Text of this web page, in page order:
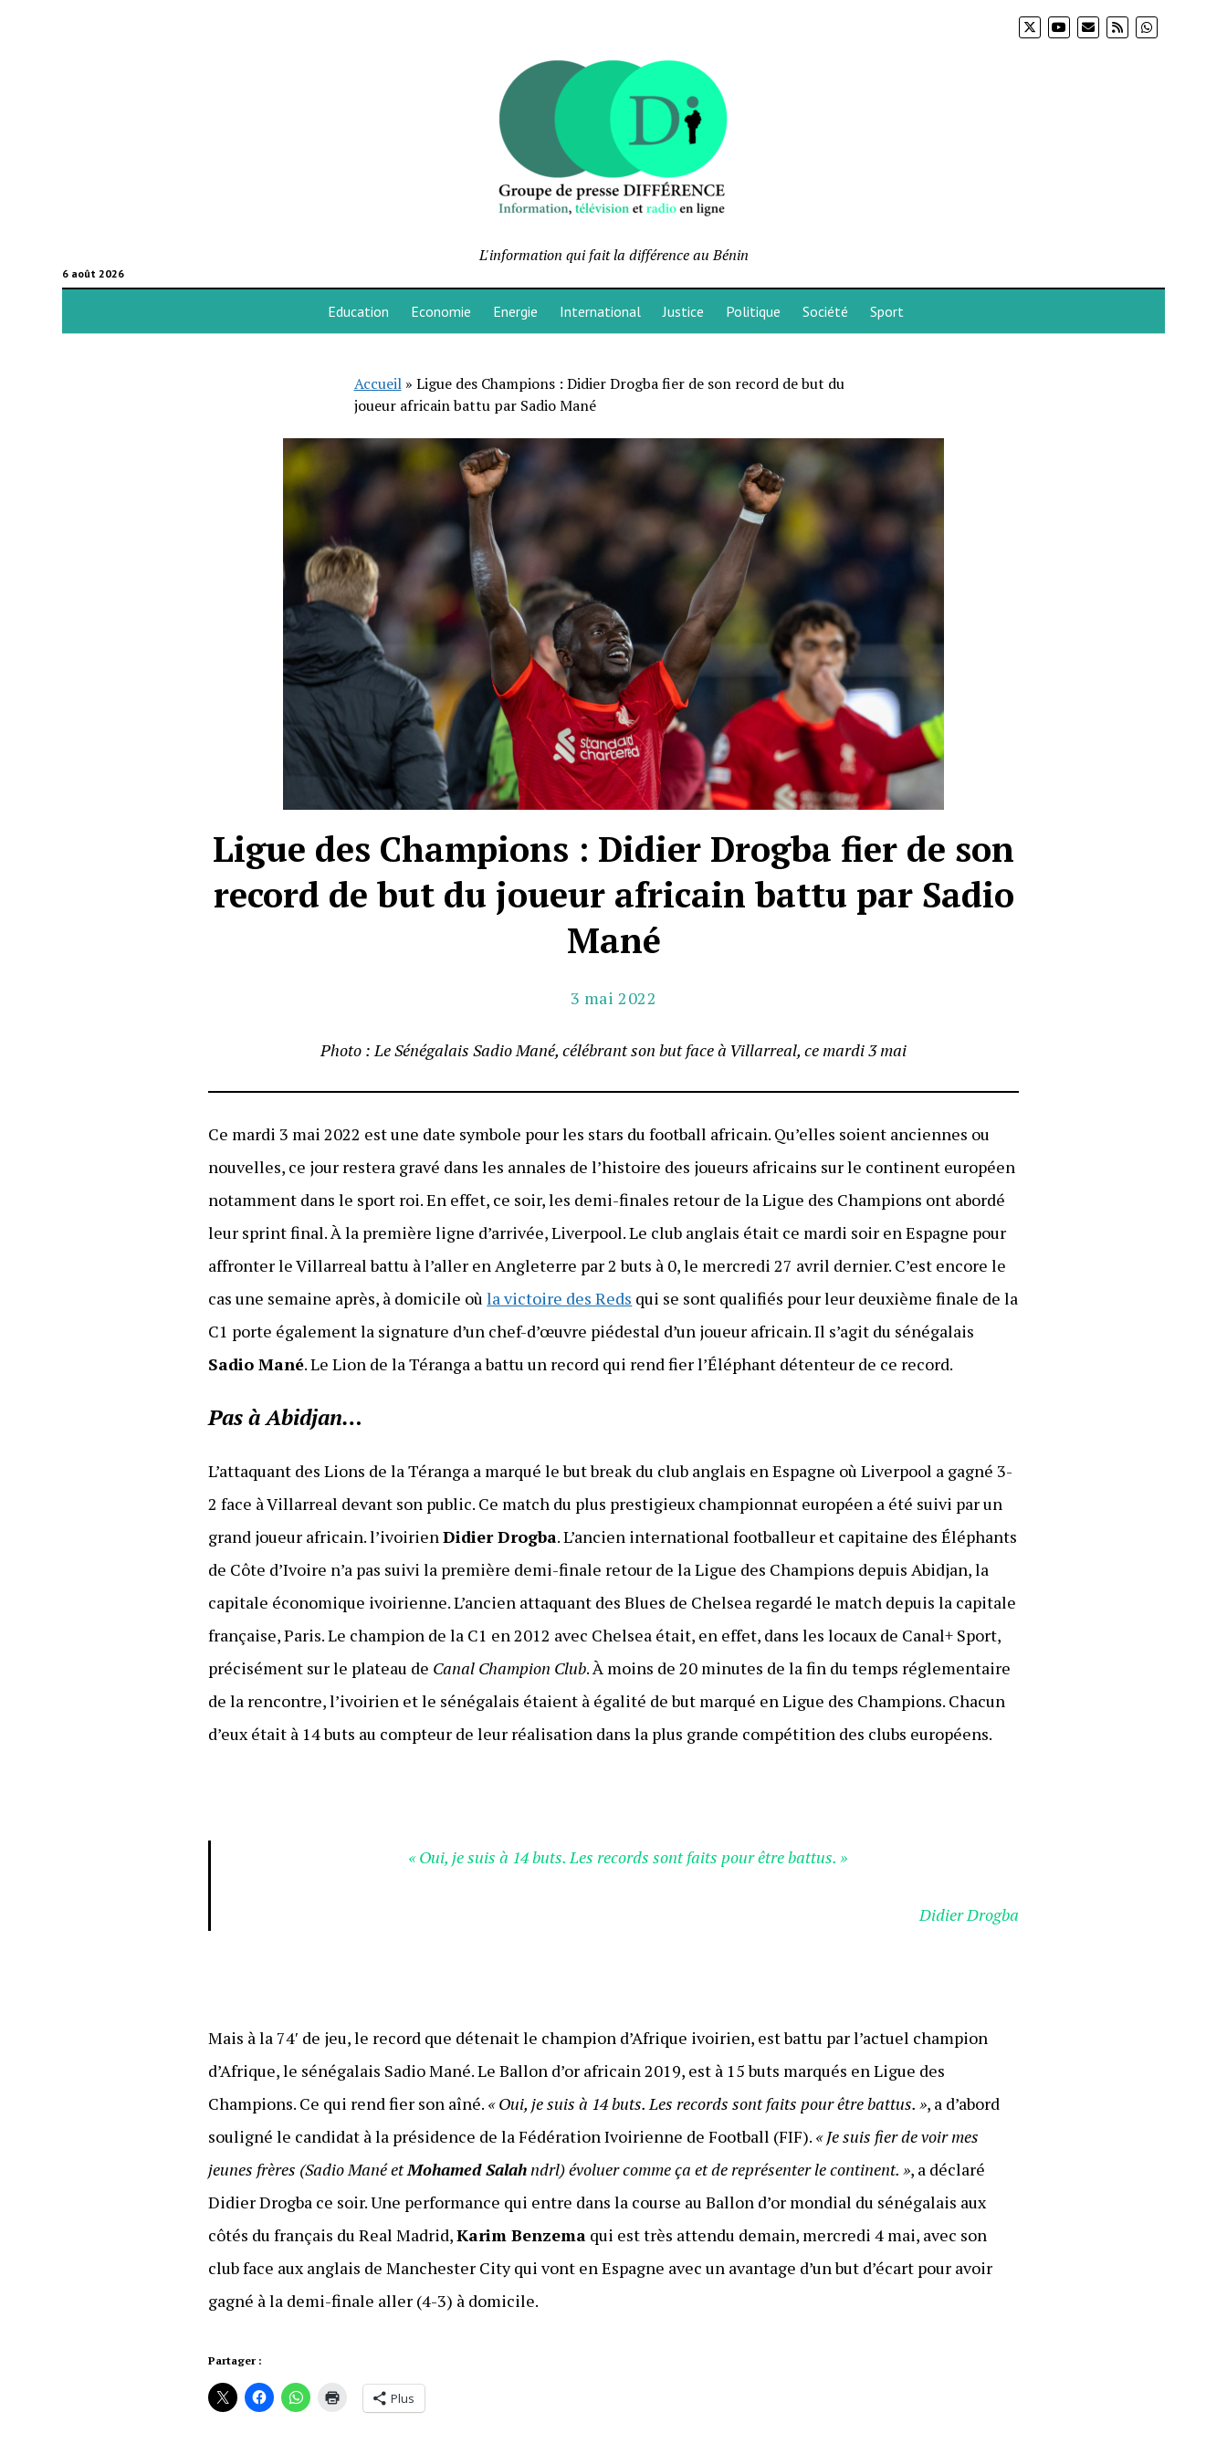
6 août 2026
L'information qui fait la différence au Bénin
Education Economie Energie International Justice Politique Société Sport
Accueil» Ligue des Champions : Didier Drogba fier de son record de but du
joueur africain battu par Sadio Mané
Ligue des Champions : Didier Drogba fier de son
record de but du joueur africain battu par Sadio
Mané
3 mai 2022
Photo : Le Sénégalais Sadio Mané, célébrant son but face à Villarreal, ce mardi 3 mai
Ce mardi 3 mai 2022 est une date symbole pour les stars du football africain. Qu’elles soient anciennes ou
nouvelles, ce jour restera gravé dans les annales de l’histoire des joueurs africains sur le continent européen
notamment dans le sport roi. En effet, ce soir, les demi-finales retour de la Ligue des Champions ont abordé
leur sprint final. À la première ligne d’arrivée, Liverpool. Le club anglais était ce mardi soir en Espagne pour
affronter le Villarreal battu à l’aller en Angleterre par 2 buts à 0, le mercredi 27 avril dernier. C’est encore le
cas une semaine après, à domicile oùla victoire des Reds qui se sont qualifiés pour leur deuxième finale de la
C1 porte également la signature d’un chef-d’œuvre piédestal d’un joueur africain. Il s’agit du sénégalais
Sadio Mané. Le Lion de la Téranga a battu un record qui rend fier l’Éléphant détenteur de ce record.
Pas à Abidjan…
L’attaquant des Lions de la Téranga a marqué le but break du club anglais en Espagne où Liverpool a gagné 3-
2 face à Villarreal devant son public. Ce match du plus prestigieux championnat européen a été suivi par un
grand joueur africain. l’ivoirienDidier Drogba. L’ancien international footballeur et capitaine des Éléphants
de Côte d’Ivoire n’a pas suivi la première demi-finale retour de la Ligue des Champions depuis Abidjan, la
capitale économique ivoirienne. L’ancien attaquant des Blues de Chelsea regardé le match depuis la capitale
française, Paris. Le champion de la C1 en 2012 avec Chelsea était, en effet, dans les locaux de Canal+ Sport,
précisément sur le plateau de Canal Champion Club. À moins de 20 minutes de la fin du temps réglementaire
de la rencontre, l’ivoirien et le sénégalais étaient à égalité de but marqué en Ligue des Champions. Chacun
d’eux était à 14 buts au compteur de leur réalisation dans la plus grande compétition des clubs européens.
« Oui, je suis à 14 buts. Les records sont faits pour être battus. »
Didier Drogba
Mais à la 74′ de jeu, le record que détenait le champion d’Afrique ivoirien, est battu par l’actuel champion
d’Afrique, le sénégalais Sadio Mané. Le Ballon d’or africain 2019, est à 15 buts marqués en Ligue des
Champions. Ce qui rend fier son aîné. « Oui, je suis à 14 buts. Les records sont faits pour être battus. », a d’abord
souligné le candidat à la présidence de la Fédération Ivoirienne de Football (FIF). « Je suis fier de voir mes
jeunes frères (Sadio Mané etMohamed Salahndrl) évoluer comme ça et de représenter le continent. », a déclaré
Didier Drogba ce soir. Une performance qui entre dans la course au Ballon d’or mondial du sénégalais aux
côtés du français du Real Madrid,Karim Benzema qui est très attendu demain, mercredi 4 mai, avec son
club face aux anglais de Manchester City qui vont en Espagne avec un avantage d’un but d’écart pour avoir
gagné à la demi-finale aller (4-3) à domicile.
Partager :
Plus